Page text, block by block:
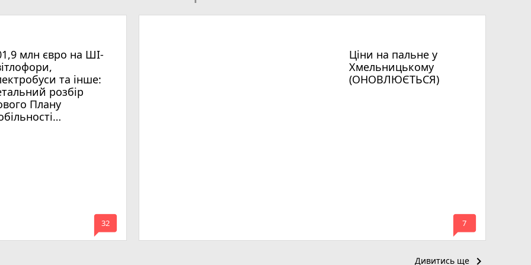
млн євро на ШІ-
та інше:
розбір
Плану
mode_comment
32
Ціни на пальне у
Хмельницькому
(ОНОВЛЮЄТЬСЯ)
mode_comment
7
Дивитись ще keyboard_arrow_right